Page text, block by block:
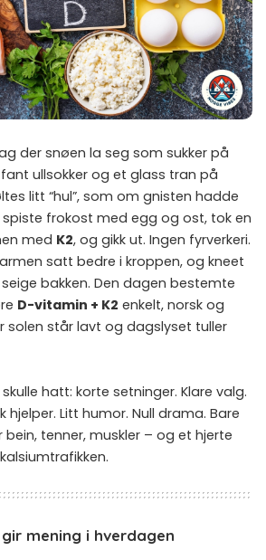
der snøen la seg som sukker på
ullsokker og et glass tran på
litt “hul”, som om gnisten hadde
frokost med egg og ost, tok en
med K2, og gikk ut. Ingen fyrverkeri.
satt bedre i kroppen, og kneet
bakken. Den dagen bestemte
D-vitamin + K2 enkelt, norsk og
solen står lavt og dagslyset tuller
hatt: korte setninger. Klare valg.
hjelper. Litt humor. Null drama. Bare
tenner, muskler – og et hjerte
mening i hverdagen